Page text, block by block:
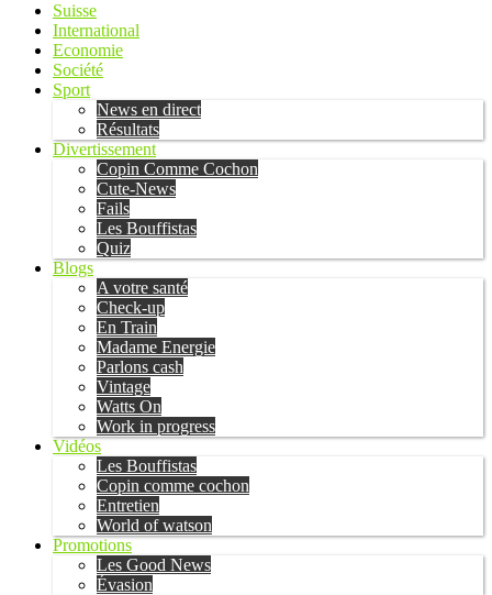
Suisse
International
Economie
Société
Sport
News en direct
Résultats
Divertissement
Copin Comme Cochon
Cute-News
Fails
Les Bouffistas
Quiz
Blogs
A votre santé
Check-up
En Train
Madame Energie
Parlons cash
Vintage
Watts On
Work in progress
Vidéos
Les Bouffistas
Copin comme cochon
Entretien
World of watson
Promotions
Les Good News
Évasion